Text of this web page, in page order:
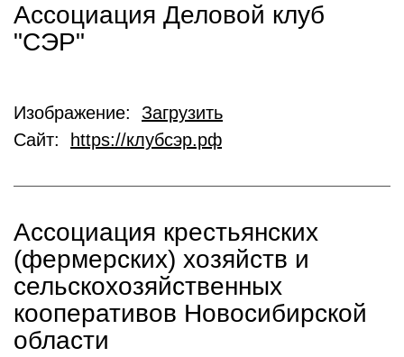
Ассоциация Деловой клуб
"СЭР"
Изображение: Загрузить
Сайт:
https://клубсэр.рф
Ассоциация крестьянских
(фермерских) хозяйств и
сельскохозяйственных
кооперативов Новосибирской
области